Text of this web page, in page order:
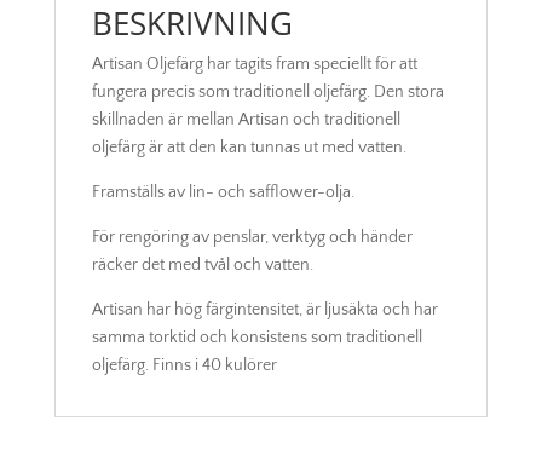
BESKRIVNING
Artisan Oljefärg har tagits fram speciellt för att
fungera precis som traditionell oljefärg. Den stora
skillnaden är mellan Artisan och traditionell
oljefärg är att den kan tunnas ut med vatten.
Framställs av lin- och safflower-olja.
För rengöring av penslar, verktyg och händer
räcker det med tvål och vatten.
Artisan har hög färgintensitet, är ljusäkta och har
samma torktid och konsistens som traditionell
oljefärg. Finns i 40 kulörer